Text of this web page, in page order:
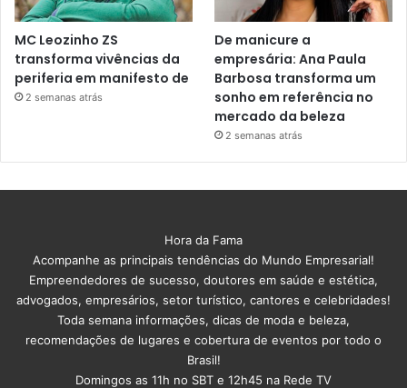
MC Leozinho ZS
transforma vivências da
periferia em manifesto de
2 semanas atrás
De manicure a
empresária: Ana Paula
Barbosa transforma um
sonho em referência no
mercado da beleza
2 semanas atrás
Hora da Fama
Acompanhe as principais tendências do Mundo Empresarial!
Empreendedores de sucesso, doutores em saúde e estética,
advogados, empresários, setor turístico, cantores e celebridades!
Toda semana informações, dicas de moda e beleza,
recomendações de lugares e cobertura de eventos por todo o
Brasil!
Domingos as 11h no SBT e 12h45 na Rede TV